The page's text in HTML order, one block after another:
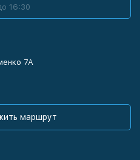
16:30
7А
маршрут